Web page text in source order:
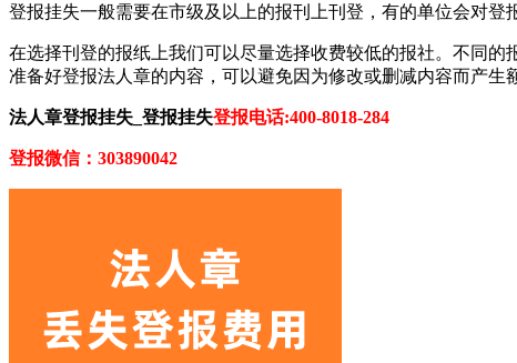
登报挂失一般需要在市级及以上的报刊上刊登，有的单位会对登
在选择刊登的报纸上我们可以尽量选择收费较低的报社。不同
准备好登报法人章的内容，可以避免因为修改或删减内容而产生
法人章登报挂失_登报挂失登报电话:400-8018-284
登报微信：303890042